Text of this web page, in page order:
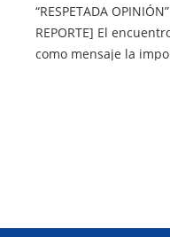
“RESPETADA
REPORTE] El
como mensaje la